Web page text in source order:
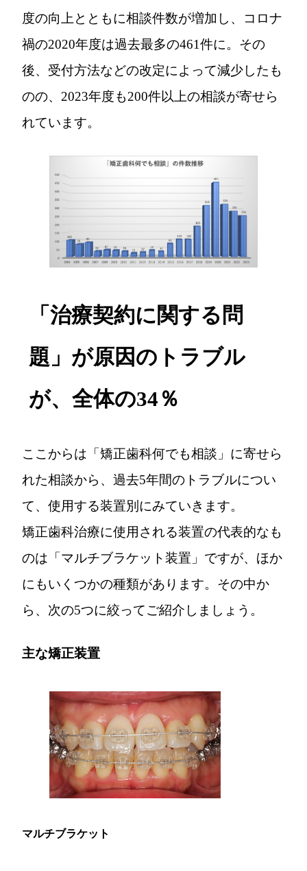
度の向上とともに相談件数が増加し、コロナ
禍の2020年度は過去最多の461件に。その
後、受付方法などの改定によって減少したも
のの、2023年度も200件以上の相談が寄せら
れています。
「治療契約に関する問
題」が原因のトラブル
が、全体の34％
ここからは「矯正歯科何でも相談」に寄せら
れた相談から、過去5年間のトラブルについ
て、使用する装置別にみていきます。
矯正歯科治療に使用される装置の代表的なも
のは「マルチブラケット装置」ですが、ほか
にもいくつかの種類があります。その中か
ら、次の5つに絞ってご紹介しましょう。
主な矯正装置
マルチブラケット